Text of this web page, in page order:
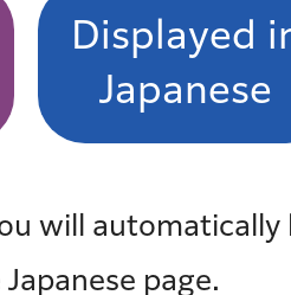
Displayed
Japanese
will automatically
page.